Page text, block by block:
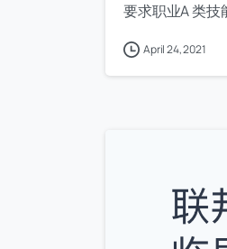
要求职业A 类技
April 24, 2021